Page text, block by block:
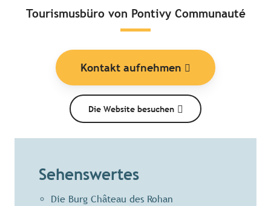
Tourismusbüro von Pontivy Communauté
Kontakt aufnehmen
Die Website besuchen
Sehenswertes
Die Burg Château des Rohan